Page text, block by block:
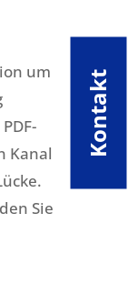
um
Kanal
Sie
Kontakt